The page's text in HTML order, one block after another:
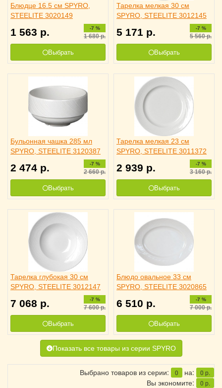
Блюдце 16.5 см SPYRO,
STEELITE 3020149
1 563 р. -7 %
1 680р.
Выбрать
Тарелка мелкая 30 см
SPYRO, STEELITE 3012145
5 171 р. -7 %
5 560р.
Выбрать
Бульонная чашка 285 мл
SPYRO, STEELITE 3120387
2 474 р. -7 %
2 660р.
Выбрать
Тарелка мелкая 23 см
SPYRO, STEELITE 3011372
2 939 р. -7 %
3 160р.
Выбрать
Тарелка глубокая 30 см
SPYRO, STEELITE 3012147
7 068 р. -7 %
7 600р.
Выбрать
Блюдо овальное 33 см
SPYRO, STEELITE 3020865
6 510 р. -7 %
7 000р.
Выбрать
Показать все товары из серии SPYRO
Выбрано товаров из серии: 0 на: 0 р.
Вы экономите: 0 р.